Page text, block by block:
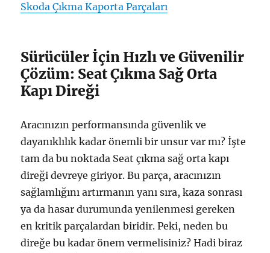
Skoda Çıkma Kaporta Parçaları
Sürücüler İçin Hızlı ve Güvenilir
Çözüm: Seat Çıkma Sağ Orta
Kapı Direği
Aracınızın performansında güvenlik ve
dayanıklılık kadar önemli bir unsur var mı? İşte
tam da bu noktada Seat çıkma sağ orta kapı
direği devreye giriyor. Bu parça, aracınızın
sağlamlığını artırmanın yanı sıra, kaza sonrası
ya da hasar durumunda yenilenmesi gereken
en kritik parçalardan biridir. Peki, neden bu
direğe bu kadar önem vermelisiniz? Hadi biraz